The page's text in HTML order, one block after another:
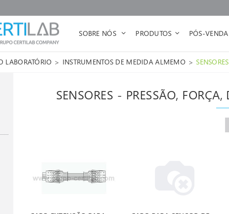
SOBRE NÓS PRODUTOS PÓS-VENDA
LABORATÓRIO > INSTRUMENTOS DE MEDIDA ALMEMO >
SENSORES - PRESSÃO,